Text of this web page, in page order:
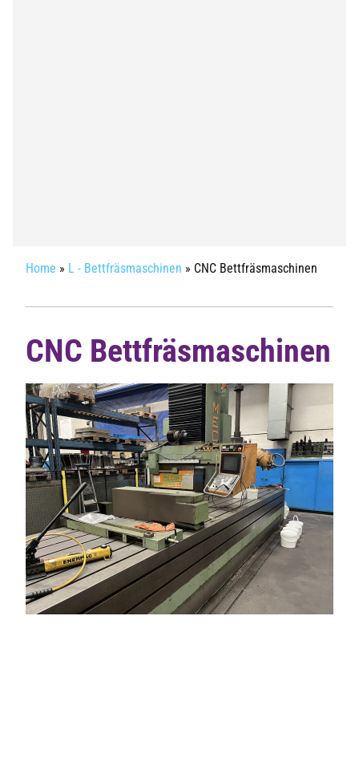
Home » L - Bettfräsmaschinen » CNC Bettfräsmaschinen
CNC Bettfräsmaschinen